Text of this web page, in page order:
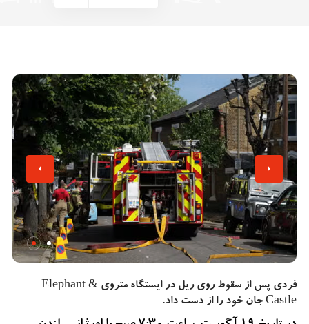
فردی پس از سقوط روی ریل در ایستگاه متروی Elephant &
Castle جان خود را از دست داد.